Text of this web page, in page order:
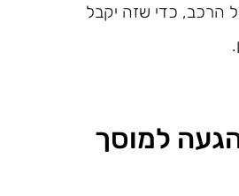
הרכב, כדי שזה יקבל
למוסך